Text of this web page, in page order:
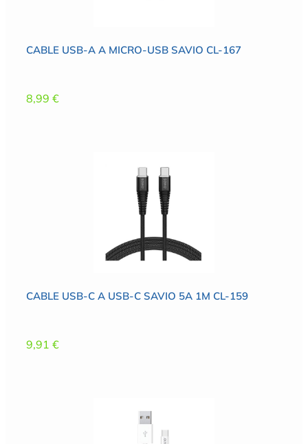
CABLE USB-A A MICRO-USB SAVIO CL-167
8,99 €
CABLE USB-C A USB-C SAVIO 5A 1M CL-159
9,91 €